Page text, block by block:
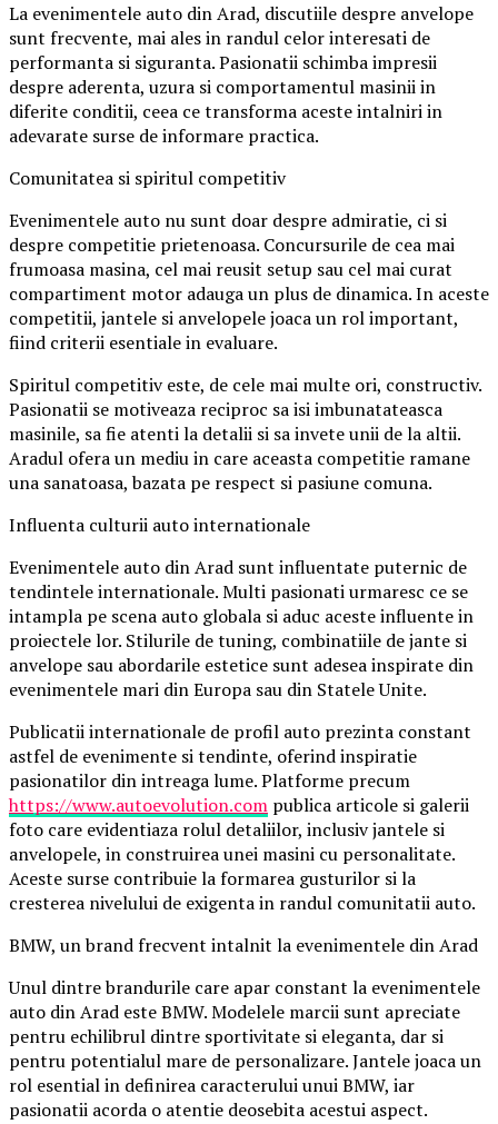
La evenimentele auto din Arad, discutiile despre anvelope
sunt frecvente, mai ales in randul celor interesati de
performanta si siguranta. Pasionatii schimba impresii
despre aderenta, uzura si comportamentul masinii in
diferite conditii, ceea ce transforma aceste intalniri in
adevarate surse de informare practica.
Comunitatea si spiritul competitiv
Evenimentele auto nu sunt doar despre admiratie, ci si
despre competitie prietenoasa. Concursurile de cea mai
frumoasa masina, cel mai reusit setup sau cel mai curat
compartiment motor adauga un plus de dinamica. In aceste
competitii, jantele si anvelopele joaca un rol important,
fiind criterii esentiale in evaluare.
Spiritul competitiv este, de cele mai multe ori, constructiv.
Pasionatii se motiveaza reciproc sa isi imbunatateasca
masinile, sa fie atenti la detalii si sa invete unii de la altii.
Aradul ofera un mediu in care aceasta competitie ramane
una sanatoasa, bazata pe respect si pasiune comuna.
Influenta culturii auto internationale
Evenimentele auto din Arad sunt influentate puternic de
tendintele internationale. Multi pasionati urmaresc ce se
intampla pe scena auto globala si aduc aceste influente in
proiectele lor. Stilurile de tuning, combinatiile de jante si
anvelope sau abordarile estetice sunt adesea inspirate din
evenimentele mari din Europa sau din Statele Unite.
Publicatii internationale de profil auto prezinta constant
astfel de evenimente si tendinte, oferind inspiratie
pasionatilor din intreaga lume. Platforme precum
https://www.autoevolution.com publica articole si galerii
foto care evidentiaza rolul detaliilor, inclusiv jantele si
anvelopele, in construirea unei masini cu personalitate.
Aceste surse contribuie la formarea gusturilor si la
cresterea nivelului de exigenta in randul comunitatii auto.
BMW, un brand frecvent intalnit la evenimentele din Arad
Unul dintre brandurile care apar constant la evenimentele
auto din Arad este BMW. Modelele marcii sunt apreciate
pentru echilibrul dintre sportivitate si eleganta, dar si
pentru potentialul mare de personalizare. Jantele joaca un
rol esential in definirea caracterului unui BMW, iar
pasionatii acorda o atentie deosebita acestui aspect.